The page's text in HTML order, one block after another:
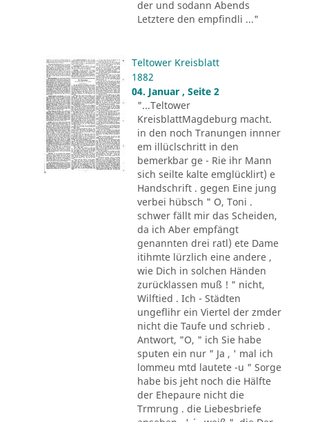
der und sodann Abends
Letztere den empfindli ..."
Teltower Kreisblatt
1882
04. Januar , Seite 2
"...Teltower
KreisblattMagdeburg macht.
in den noch Tranungen innner
em illüclschritt in den
bemerkbar ge - Rie ihr Mann
sich seilte kalte emglücklirt) e
Handschrift . gegen Eine jung
verbei hübsch " O, Toni .
schwer fällt mir das Scheiden,
da ich Aber empfängt
genannten drei ratl) ete Dame
itihmte lürzlich eine andere ,
wie Dich in solchen Händen
zurücklassen muß ! " nicht,
Wilftied . Ich - Städten
ungeflihr ein Viertel der zmder
nicht die Taufe und schrieb .
Antwort, "O, " ich Sie habe
sputen ein nur " Ja , ' mal ich
lommeu mtd lautete -u " Sorge
habe bis jeht noch die Hälfte
der Ehepaure nicht die
Trmrung . die Liebesbriefe